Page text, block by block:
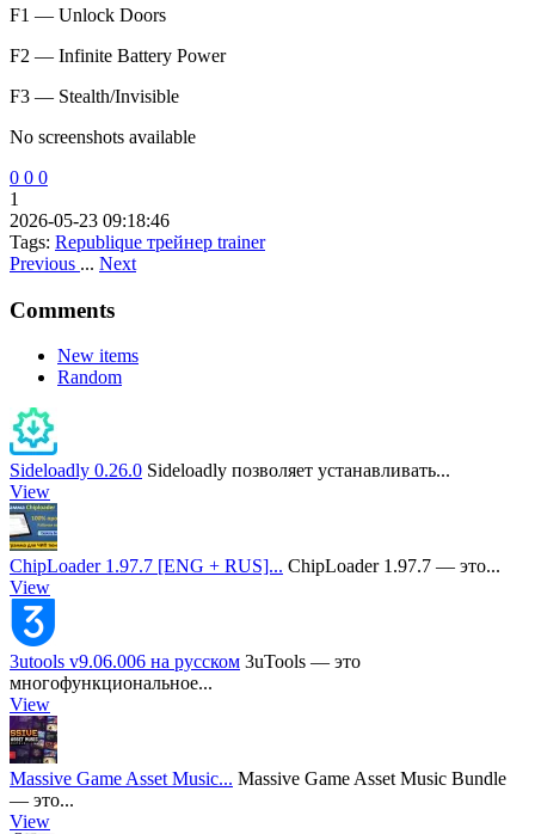
F1 — Unlock Doors
F2 — Infinite Battery Power
F3 — Stealth/Invisible
No screenshots available
0 0 0
1
2026-05-23 09:18:46
Tags: Republique трейнер trainer
Previous ... Next
Comments
New items
Random
Sideloadly 0.26.0 Sideloadly позволяет устанавливать...
View
ChipLoader 1.97.7 [ENG + RUS]... ChipLoader 1.97.7 — это...
View
3utools v9.06.006 на русском 3uTools — это
многофункциональное...
View
Massive Game Asset Music... Massive Game Asset Music Bundle
— это...
View